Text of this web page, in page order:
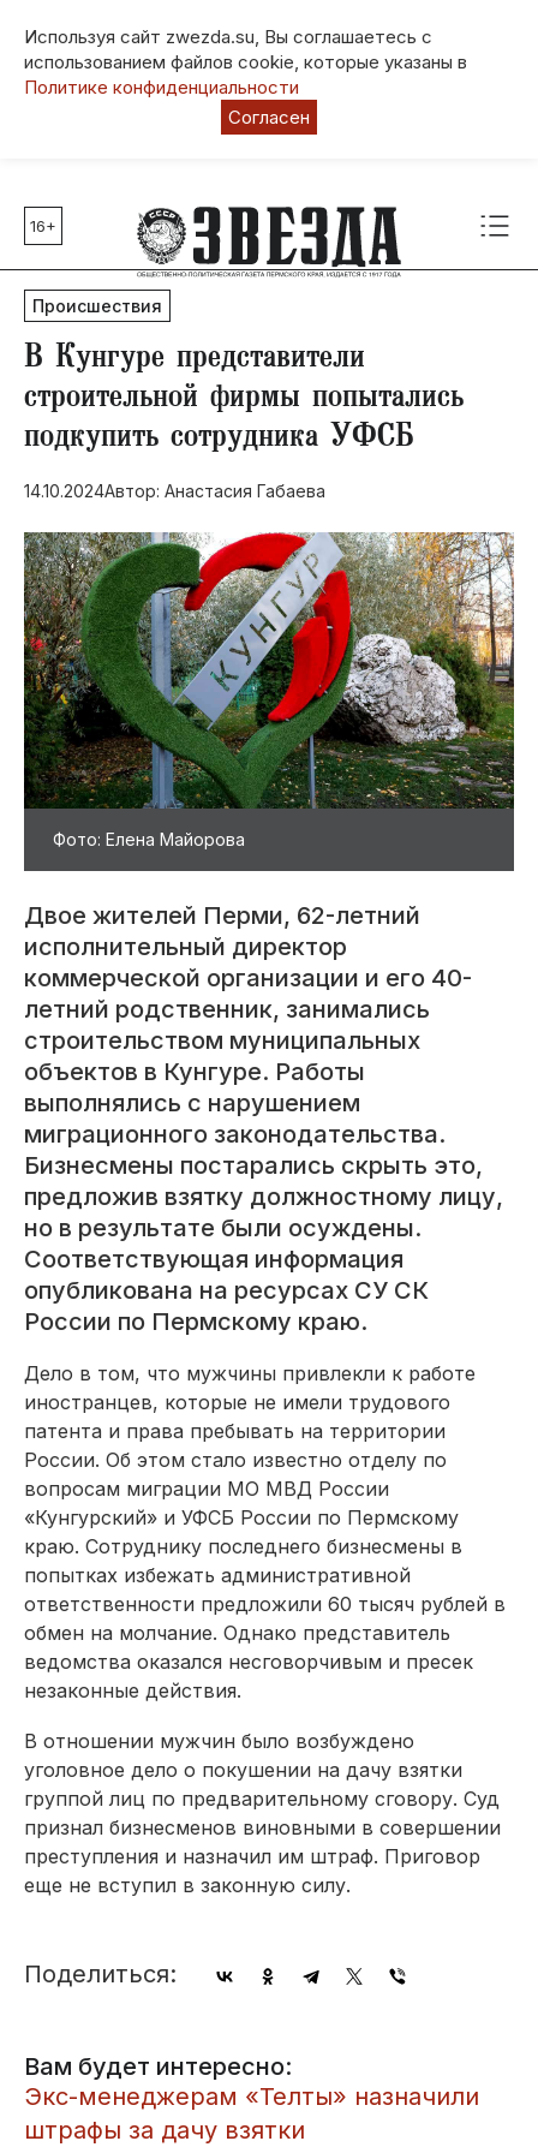
Используя сайт zwezda.su, Вы соглашаетесь с
использованием файлов cookie, которые указаны в
Политике конфиденциальности
Согласен
Главные темы
80 лет Победы
Молодежная столица РФ
СВО
Выборы в Пермском крае
Социальная поддержка
Инфраструктура
Благоустройство
16+
Происшествия
​В Кунгуре представители
строительной фирмы попытались
подкупить сотрудника УФСБ
14.10.2024Автор: Анастасия Габаева
Фото: Елена Майорова
Двое жителей Перми, 62-летний
исполнительный директор
коммерческой организации и его 40-
летний родственник, занимались
строительством муниципальных
объектов в Кунгуре. Работы
выполнялись с нарушением
миграционного законодательства.
Бизнесмены постарались скрыть это,
предложив взятку должностному лицу,
но в результате были осуждены.
Соответствующая информация
опубликована на ресурсах СУ СК
России по Пермскому краю.
Дело в том, что мужчины привлекли к работе
иностранцев, которые не имели трудового
патента и права пребывать на территории
России. Об этом стало известно отделу по
вопросам миграции МО МВД России
«Кунгурский» и УФСБ России по Пермскому
краю. Сотруднику последнего бизнесмены в
попытках избежать административной
ответственности предложили 60 тысяч рублей в
обмен на молчание. Однако представитель
ведомства оказался несговорчивым и пресек
незаконные действия.
В отношении мужчин было возбуждено
уголовное дело о покушении на дачу взятки
группой лиц по предварительному сговору. Суд
признал бизнесменов виновными в совершении
преступления и назначил им штраф. Приговор
еще не вступил в законную силу.
Поделиться:
Вам будет интересно:
Экс-менеджерам «Телты» назначили
штрафы за дачу взятки